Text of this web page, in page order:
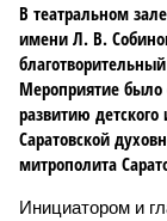
В театральном
имени Л. В.
Мероприятие было
развитию
Саратовской
митрополита
Инициатором и